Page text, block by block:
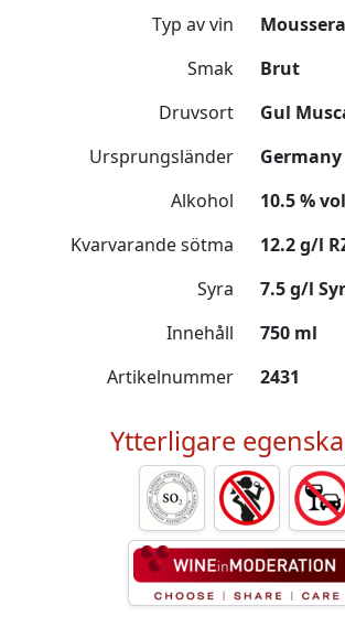
Typ av vin
Smak
Brut
Druvsort
Gul
Ursprungsländer
Germany
Alkohol
10.5 %
Kvarvarande sötma
12.2 g/l
Syra
7.5 g/l
Innehåll
750 ml
Artikelnummer
2431
Ytterligare